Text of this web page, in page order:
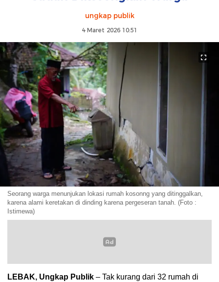
ungkap publik
4 Maret 2026 10:51
Seorang warga menunjukan lokasi rumah kosonng yang ditinggalkan,
karena alami keretakan di dinding karena pergeseran tanah. (Foto :
Istimewa)
LEBAK, Ungkap Publik – Tak kurang dari 32 rumah di